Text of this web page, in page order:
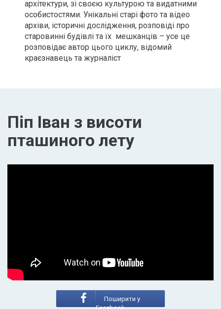
архітектури, зі своєю культурою та видатними
особистостями. Унікальні старі фото та відео
архіви, історичні дослідження, розповіді про
старовинні будівлі та їх мешканців – усе це
розповідає автор цього циклу, відомий
краєзнавець та журналіст
Піп Іван з висоти
пташиного лету
Поширити у